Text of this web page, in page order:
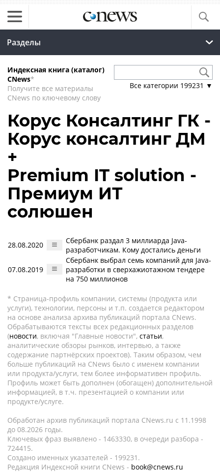
Разделы
Индексная книга (каталог)
CNews*
Получите все материалы
CNews по ключевому слову
Все категории 199231 ▼
Корус Консалтинг ГК -
Корус консалтинг ДМ
+
Premium IT solution -
Премиум ИТ
солюшен
28.08.2020
Сбербанк раздал 3 миллиарда Java-
разработчикам. Кому достались деньги
07.08.2019
Сбербанк выбрал семь компаний для Java-
разработки в сверхажиотажном тендере
на 750 миллионов
* Страница-профиль компании, системы (продукта или
услуги), технологии, персоны и т.п. создается редактором
на основе анализа архива публикаций портала CNews.
Обрабатываются тексты всех редакционных разделов
(новости, включая "Главные новости", статьи,
аналитические обзоры рынков, интервью, а также
содержание партнёрских проектов). Таким образом, чем
больше публикаций на CNews было с именем компании
или продукта/услуги, тем более информативен профиль.
Профиль может быть дополнен (обогащен) дополнительной
информацией, в т.ч. презентацией о компании или
продукте/услуге.
Обработан архив публикаций портала CNews.ru c 11.1998
до 08.2026 годы.
Ключевых фраз выявлено - 1463330, в очереди разбора -
724415.
Создано именных указателей - 199231.
Редакция Индексной книги CNews - book@cnews.ru